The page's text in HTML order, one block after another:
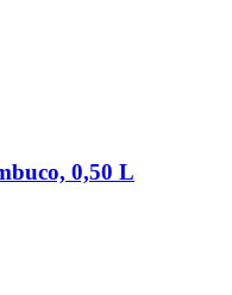
0,50 L